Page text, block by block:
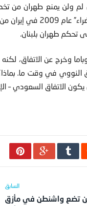
لم ولن يمنع طهران من
الامتناع عن دعم
تحكم طهران بلبنان.
وخرج عن الاتفاق،
النووي في وقت ما.
الاتفاق السعودي –
تضع واشنطن في مأزق